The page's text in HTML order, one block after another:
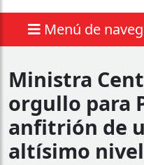
Menú de
Ministra
orgullo para
anfitrión de
altísimo